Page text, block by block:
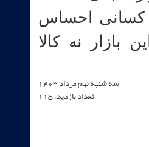
کسانی احساس
نه کالا
سه شنبه نهم مرداد 1403
تعداد بازدید: 115